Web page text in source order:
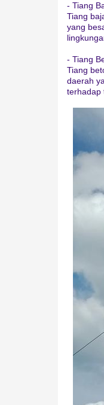
- Tiang
Tiang
yang
- Tiang
Tiang
daerah
terhadap